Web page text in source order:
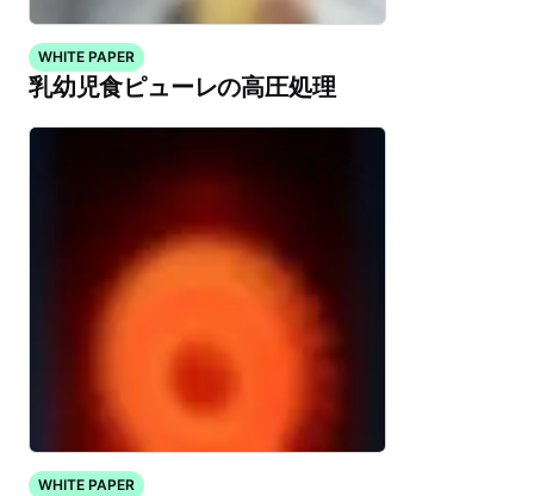
WHITE PAPER
乳幼児食ピューレの高圧処理
WHITE PAPER